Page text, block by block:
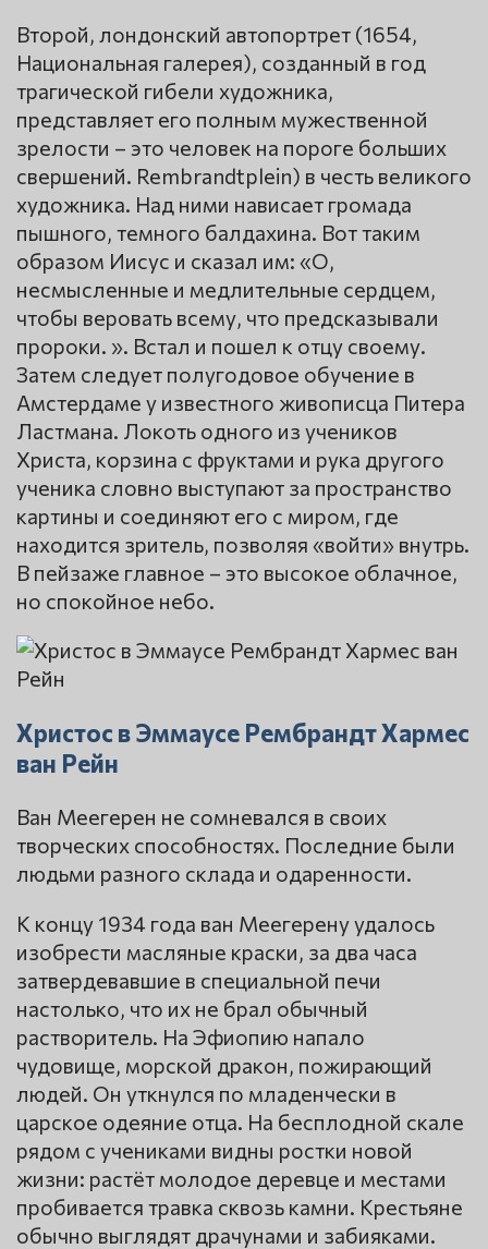
Второй, лондонский автопортрет (1654,
Национальная галерея), созданный в год
трагической гибели художника,
представляет его полным мужественной
зрелости – это человек на пороге больших
свершений. Rembrandtplein) в честь великого
художника. Над ними нависает громада
пышного, темного балдахина. Вот таким
образом Иисус и сказал им: «О,
несмысленные и медлительные сердцем,
чтобы веровать всему, что предсказывали
пророки. ». Встал и пошел к отцу своему.
Затем следует полугодовое обучение в
Амстердаме у известного живописца Питера
Ластмана. Локоть одного из учеников
Христа, корзина с фруктами и рука другого
ученика словно выступают за пространство
картины и соединяют его с миром, где
находится зритель, позволяя «войти» внутрь.
В пейзаже главное – это высокое облачное,
но спокойное небо.
Христос в Эммаусе Рембрандт Хармес
ван Рейн
Ван Меегерен не сомневался в своих
творческих способностях. Последние были
людьми разного склада и одаренности.
К концу 1934 года ван Меегерену удалось
изобрести масляные краски, за два часа
затвердевавшие в специальной печи
настолько, что их не брал обычный
растворитель. На Эфиопию напало
чудовище, морской дракон, пожирающий
людей. Он уткнулся по младенчески в
царское одеяние отца. На бесплодной скале
рядом с учениками видны ростки новой
жизни: растёт молодое деревце и местами
пробивается травка сквозь камни. Крестьяне
обычно выглядят драчунами и забияками.